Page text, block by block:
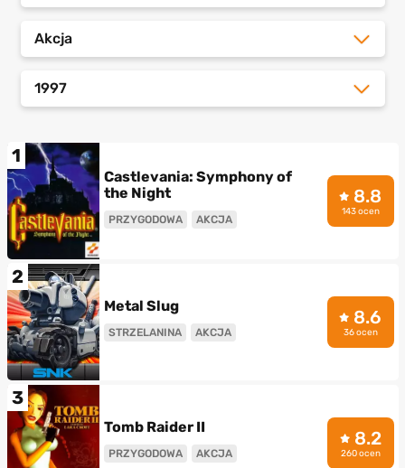
Akcja
1997
1
Castlevania: Symphony of
the Night
PRZYGODOWA AKCJA
8.8
143 ocen
2
Metal Slug
STRZELANINA AKCJA
8.6
36 ocen
3
Tomb Raider II
PRZYGODOWA AKCJA
8.2
260 ocen